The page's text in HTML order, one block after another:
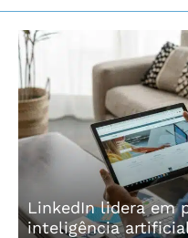
LinkedIn lidera em
inteligência